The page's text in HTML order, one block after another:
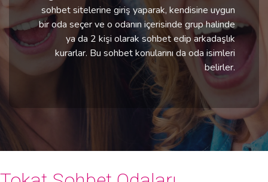
sohbet sitelerine giriş yaparak, kendisine uygun
bir oda seçer ve o odanın içerisinde grup halinde
ya da 2 kişi olarak sohbet edip arkadaşlık
kurarlar. Bu sohbet konularını da oda isimleri
belirler.